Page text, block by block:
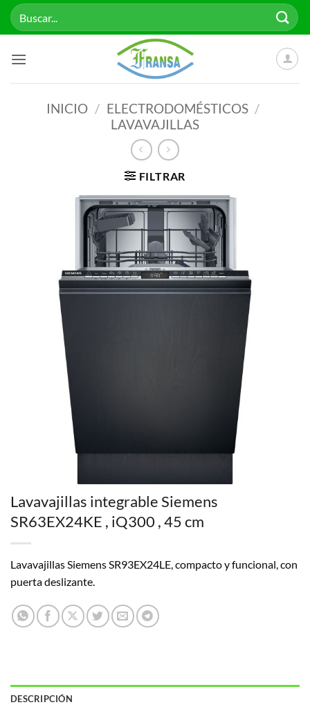
Saltar
Buscar
por:
INICIO / ELECTRODOMÉSTICOS /
LAVAVAJILLAS
FILTRAR
Lavavajillas integrable Siemens
SR63EX24KE , iQ300 , 45 cm
Lavavajillas Siemens SR93EX24LE, compacto y funcional, con
puerta deslizante.
DESCRIPCIÓN